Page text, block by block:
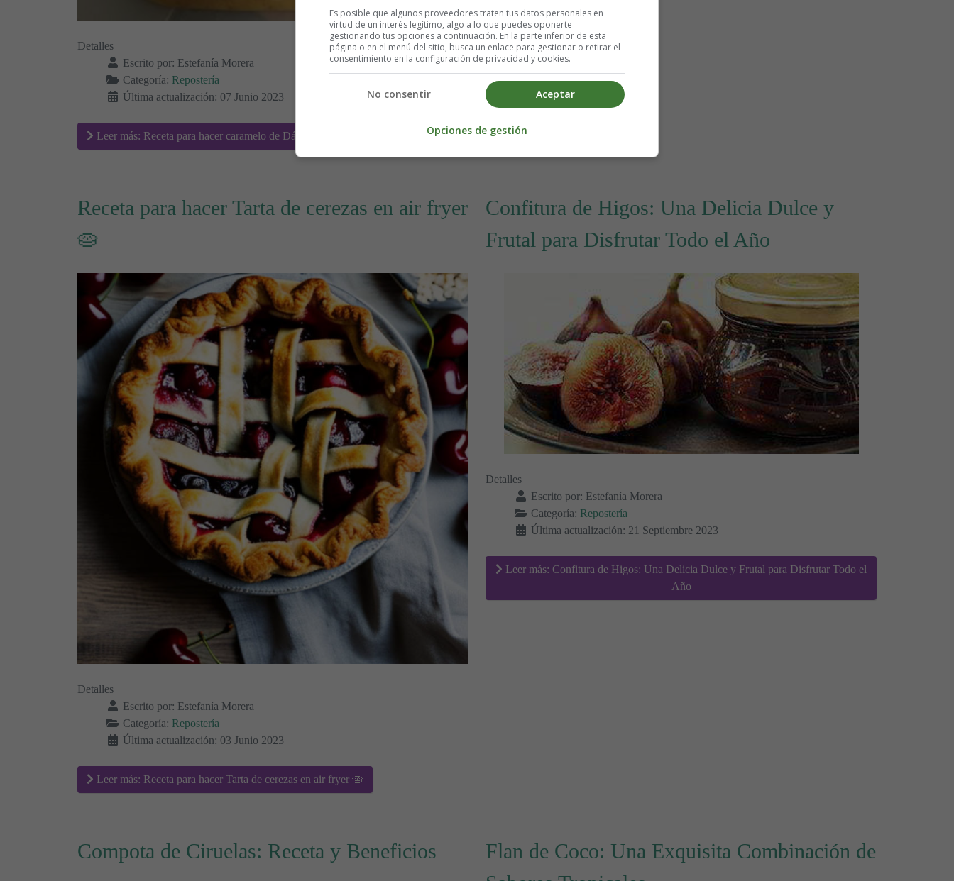
Detalles
Escrito por: Estefanía Morera
Categoría: Repostería
Última actualización: 07 Junio 2023
Leer más: Receta para hacer caramelo de Dátiles casero 🤤
Receta para hacer Tarta de cerezas en air fryer
🥧
Detalles
Escrito por: Estefanía Morera
Categoría: Repostería
Última actualización: 03 Junio 2023
Leer más: Receta para hacer Tarta de cerezas en air fryer 🥧
Confitura de Higos: Una Delicia Dulce y
Frutal para Disfrutar Todo el Año
Detalles
Escrito por: Estefanía Morera
Categoría: Repostería
Última actualización: 21 Septiembre 2023
Leer más: Confitura de Higos: Una Delicia Dulce y Frutal para Disfrutar Todo el
Año
Compota de Ciruelas: Receta y Beneficios
Flan de Coco: Una Exquisita Combinación de
Es posible que algunos proveedores traten tus datos personales en
virtud de un interés legítimo, algo a lo que puedes oponerte
gestionando tus opciones a continuación. En la parte inferior de esta
página o en el menú del sitio, busca un enlace para gestionar o retirar el
consentimiento en la configuración de privacidad y cookies.
Aceptar
No consentir
Opciones de gestión